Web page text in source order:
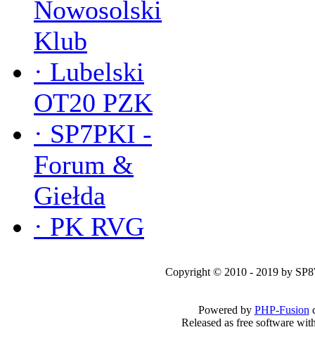
Nowosolski
Klub
· Lubelski
OT20 PZK
· SP7PKI -
Forum &
Giełda
· PK RVG
Copyright © 2010 - 2019 by
Powered by PHP-Fusion
Released as free software